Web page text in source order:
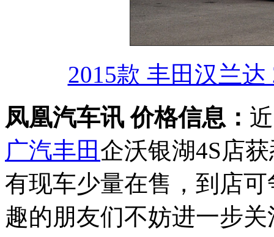
2015款 丰田汉兰
凤凰汽车讯 价格信息：
广汽丰田 企沃银湖4S店
有现车少量在售，到店
趣的朋友们不妨进一步